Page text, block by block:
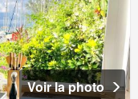
Voir la photo